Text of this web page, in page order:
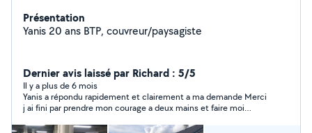
Présentation
Yanis 20 ans BTP, couvreur/paysagiste
Dernier avis laissé par Richard : 5/5
Il y a plus de 6 mois
Yanis a répondu rapidement et clairement a ma demande Merci
j ai fini par prendre mon courage a deux mains et faire moi